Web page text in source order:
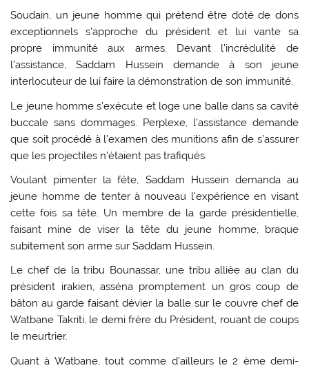
Soudain, un jeune homme qui prétend être doté de dons
exceptionnels s’approche du président et lui vante sa
propre immunité aux armes. Devant l’incrédulité de
l’assistance, Saddam Hussein demande à son jeune
interlocuteur de lui faire la démonstration de son immunité.
Le jeune homme s’exécute et loge une balle dans sa cavité
buccale sans dommages. Perplexe, l’assistance demande
que soit procédé à l’examen des munitions afin de s’assurer
que les projectiles n’étaient pas trafiqués.
Voulant pimenter la fête, Saddam Hussein demanda au
jeune homme de tenter à nouveau l’expérience en visant
cette fois sa tête. Un membre de la garde présidentielle,
faisant mine de viser la tête du jeune homme, braque
subitement son arme sur Saddam Hussein.
Le chef de la tribu Bounassar, une tribu alliée au clan du
président irakien, asséna promptement un gros coup de
bâton au garde faisant dévier la balle sur le couvre chef de
Watbane Takriti, le demi frère du Président, rouant de coups
le meurtrier.
Quant à Watbane, tout comme d’ailleurs le 2 ème demi-